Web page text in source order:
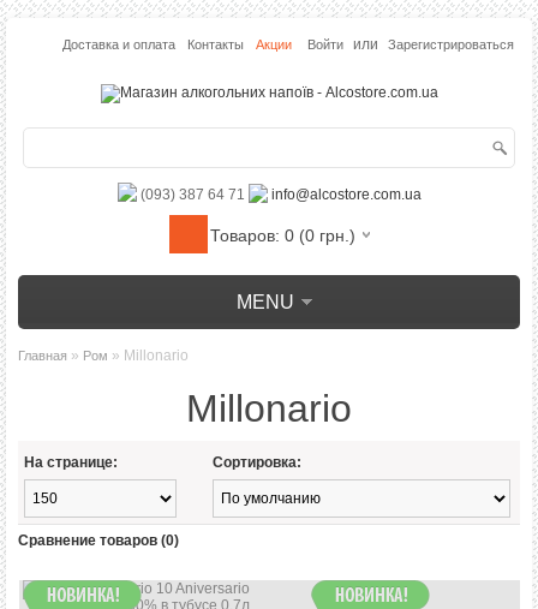
Доставка и оплата Контакты Акции Войти или Зарегистрироваться
(093) 387 64 71 info@alcostore.com.ua
Товаров: 0 (0 грн.)
MENU
Главная » Ром » Millonario
Millonario
На странице: Сортировка:
Сравнение товаров (0)